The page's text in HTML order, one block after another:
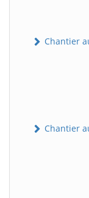
Chantier
Chantier